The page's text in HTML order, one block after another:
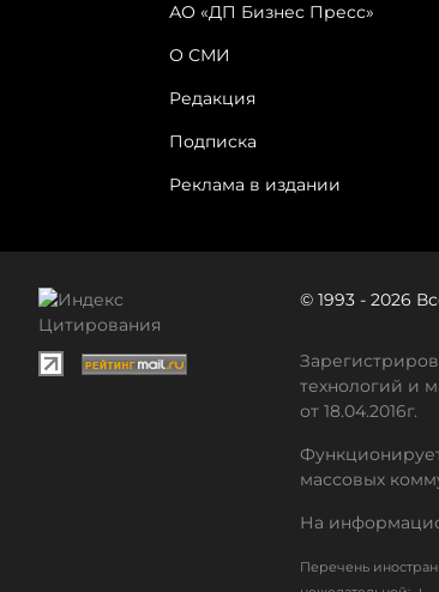
АО «ДП Бизнес Пресс»
О СМИ
Редакция
Подписка
Реклама в издании
© 1993 - 2026
технологий и
от 18.04.2016г.
массовых
На
Перечень